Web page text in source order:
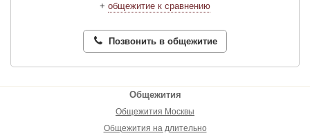
+ общежитие к сравнению
Позвонить в общежитие
Общежития
Общежития Москвы
Общежития на длительно